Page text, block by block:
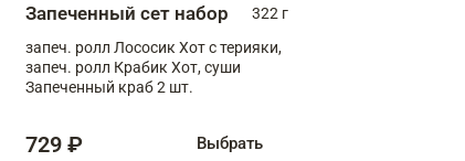
Запеченный сет набор
322 г
запеч. ролл Лососик Хот с терияки,
запеч. ролл Крабик Хот, суши
Запеченный краб 2 шт.
729 ₽ Выбрать